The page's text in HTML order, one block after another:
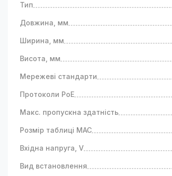
Тип
Довжина, мм
Ширина, мм
Висота, мм
Мережеві стандарти
Протоколи PoE
Макс. пропускна здатність
Розмір таблиці MAC
Вхідна напруга, V
Вид встановлення